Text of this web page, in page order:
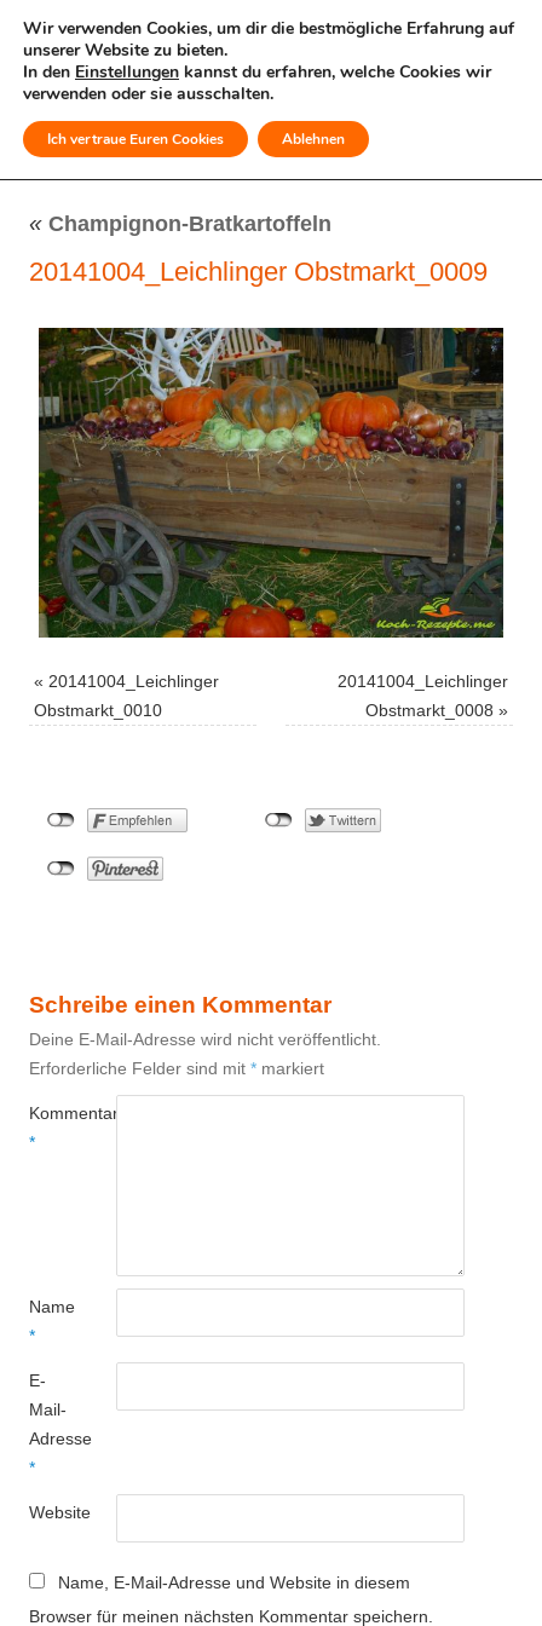
MENÜ
« Champignon-Bratkartoffeln
20141004_Leichlinger Obstmarkt_0009
« 20141004_Leichlinger
Obstmarkt_0010
20141004_Leichlinger
Obstmarkt_0008 »
Schreibe einen Kommentar
Deine E-Mail-Adresse wird nicht veröffentlicht.
Erforderliche Felder sind mit * markiert
Kommentar
*
Name
*
E-
Mail-
Adresse
*
Website
Name, E-Mail-Adresse und Website in diesem
Browser für meinen nächsten Kommentar speichern.
Wir verwenden Cookies, um dir die bestmögliche Erfahrung auf
unserer Website zu bieten.
In den Einstellungen kannst du erfahren, welche Cookies wir
verwenden oder sie ausschalten.
Ich vertraue Euren Cookies Ablehnen